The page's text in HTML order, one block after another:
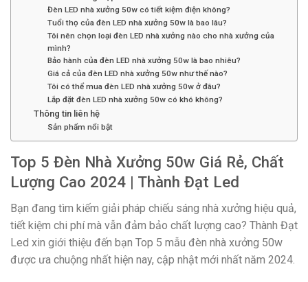
Đèn LED nhà xưởng 50w có tiết kiệm điện không?
Tuổi thọ của đèn LED nhà xưởng 50w là bao lâu?
Tôi nên chọn loại đèn LED nhà xưởng nào cho nhà xưởng của
mình?
Bảo hành của đèn LED nhà xưởng 50w là bao nhiêu?
Giá cả của đèn LED nhà xưởng 50w như thế nào?
Tôi có thể mua đèn LED nhà xưởng 50w ở đâu?
Lắp đặt đèn LED nhà xưởng 50w có khó không?
Thông tin liên hệ
Sản phẩm nổi bật
Top 5 Đèn Nhà Xưởng 50w Giá Rẻ, Chất
Lượng Cao 2024 | Thành Đạt Led
Bạn đang tìm kiếm giải pháp chiếu sáng nhà xưởng hiệu quả,
tiết kiệm chi phí mà vẫn đảm bảo chất lượng cao? Thành Đạt
Led xin giới thiệu đến bạn Top 5 mẫu đèn nhà xưởng 50w
được ưa chuộng nhất hiện nay, cập nhật mới nhất năm 2024.